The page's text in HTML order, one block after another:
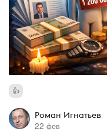
Роман Игнатьев
22 фев